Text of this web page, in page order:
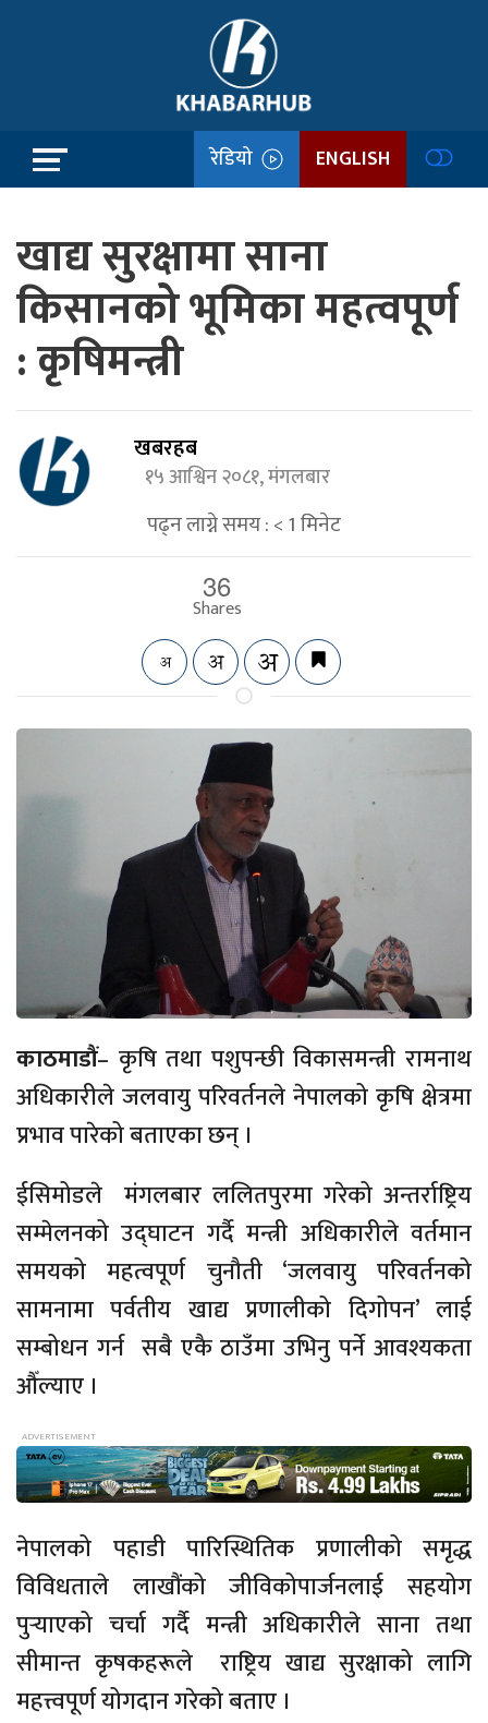
रेडियो ENGLISH
खाद्य सुरक्षामा साना
किसानको भूमिका महत्वपूर्ण
: कृषिमन्त्री
खबरहब
१५ आश्विन २०८१, मंगलबार
पढ्न लाग्ने समय :< 1मिनेट
36
Shares
काठमाडौं– कृषि तथा पशुपन्छी विकासमन्त्री रामनाथ
अधिकारीले जलवायु परिवर्तनले नेपालको कृषि क्षेत्रमा
प्रभाव पारेको बताएका छन् ।
ईसिमोडले मंगलबार ललितपुरमा गरेको अन्तर्राष्ट्रिय
सम्मेलनको उद्‌घाटन गर्दै मन्त्री अधिकारीले वर्तमान
समयको महत्वपूर्ण चुनौती ‘जलवायु परिवर्तनको
सामनामा पर्वतीय खाद्य प्रणालीको दिगोपन’ लाई
सम्बोधन गर्न सबै एकै ठाउँमा उभिनु पर्ने आवश्यकता
औँल्याए ।
नेपालको पहाडी पारिस्थितिक प्रणालीको समृद्ध
विविधताले लाखौंकोजीविकोपार्जनलाई सहयोग
पुर्‍याएको चर्चा गर्दै मन्त्री अधिकारीले साना तथा
सीमान्त कृषकहरूले राष्ट्रिय खाद्य सुरक्षाको लागि
महत्त्वपूर्ण योगदान गरेको बताए ।